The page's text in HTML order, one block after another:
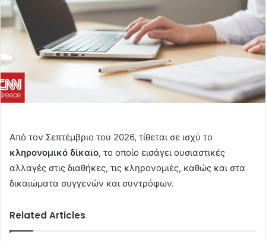
Aπό τον Σεπτέμβριο του 2026, τίθεται σε ισχύ το
κληρονομικό δίκαιο, το οποίο εισάγει ουσιαστικές
αλλαγές στις διαθήκες, τις κληρονομιές, καθώς και στα
δικαιώματα συγγενών και συντρόφων.
Related Articles